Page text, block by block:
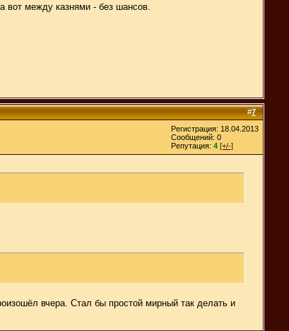
вот между казнями - без шансов.
#7
Регистрация: 18.04.2013
Сообщений: 0
Репутация: 4 [+/-]
вчера. Стал бы простой мирный так делать и